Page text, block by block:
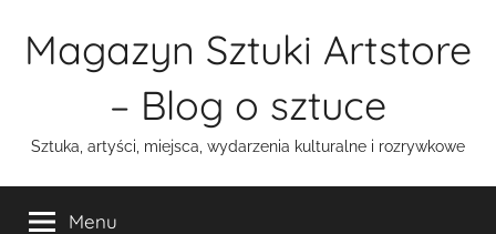
Magazyn Sztuki Artstore
– Blog o sztuce
Sztuka, artyści, miejsca, wydarzenia kulturalne i rozrywkowe
Menu